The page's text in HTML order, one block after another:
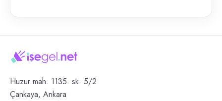
Huzur mah. 1135. sk. 5/2
Çankaya, Ankara